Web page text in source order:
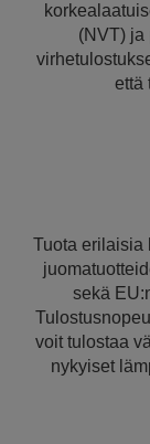
(NVT) ja
että
Tuota erilaisia
sekä
voit tulostaa
nykyiset